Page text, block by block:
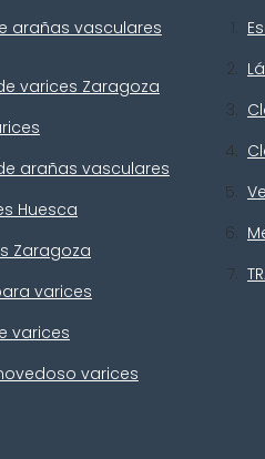
arañas vasculares
varices Zaragoza
arañas vasculares
Huesca
Zaragoza
varices
varices
varices